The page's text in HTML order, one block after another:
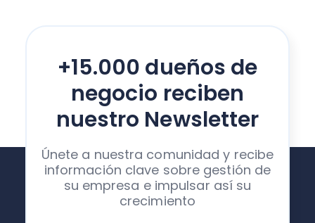
+15.000 dueños de
negocio reciben
nuestro Newsletter
Únete a nuestra comunidad y recibe
información clave sobre gestión de
su empresa e impulsar así su
crecimiento